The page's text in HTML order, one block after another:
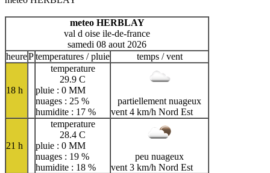
meteo HERBLAY
val d oise ile-de-france
samedi 08 aout 2026
heurePtemperatures / pluie temps / vent
18 h
temperature
29.9 C
pluie : 0 MM
nuages : 25 %
humidite : 17 %
partiellement nuageux
vent 4 km/h Nord Est
21 h
temperature
28.4 C
pluie : 0 MM
nuages : 19 %
humidite : 18 %
peu nuageux
vent 3 km/h Nord Est